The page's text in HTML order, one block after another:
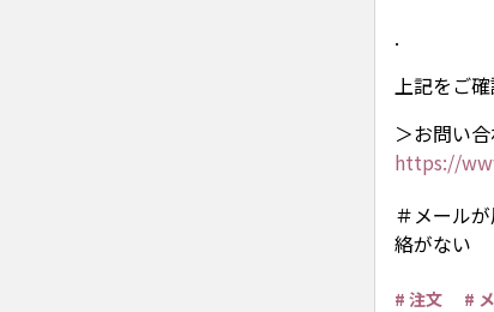
.
上記をご
＞お問い
https://
＃メール
絡がない
# 注文 #